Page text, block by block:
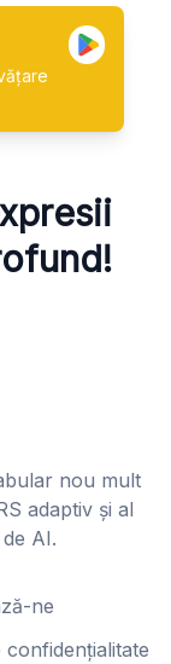
nou mult
adaptiv și al
AI.
ne
confidențialitate